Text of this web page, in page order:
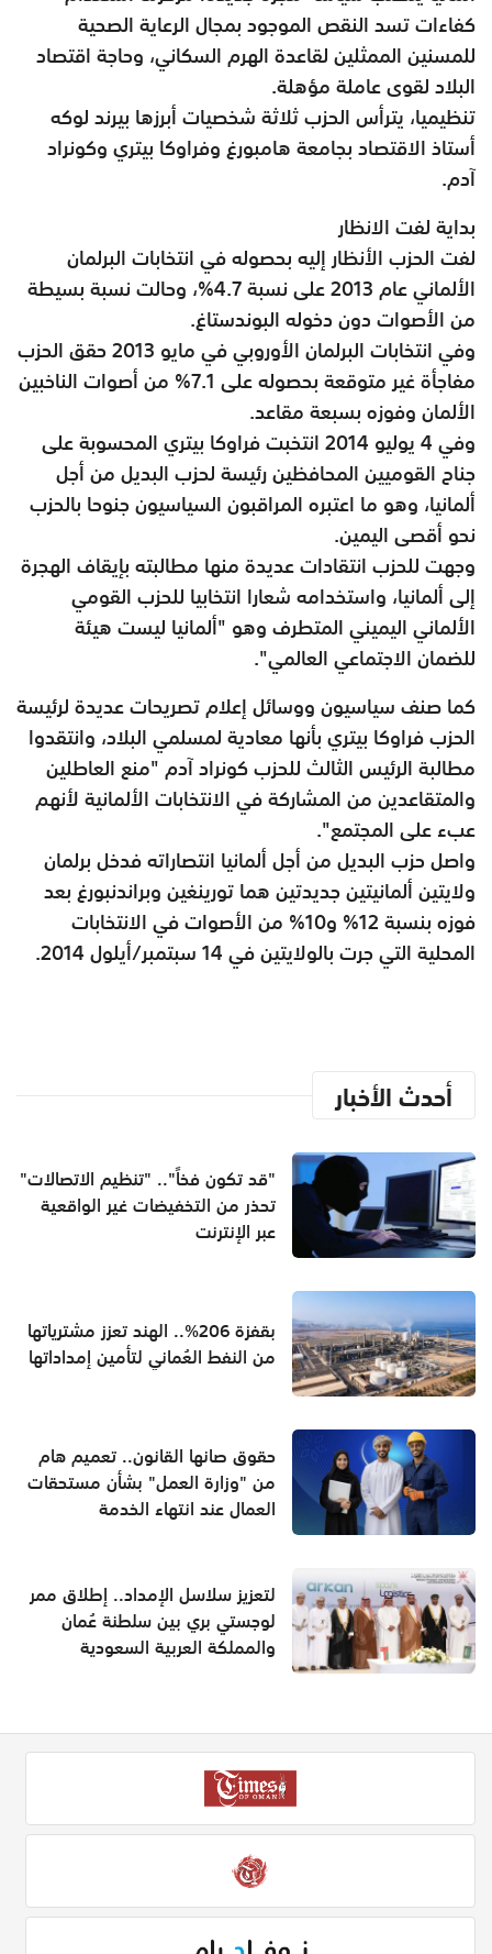
كفاءات تسد النقص الموجود بمجال الرعاية الصحية
للمسنين الممثلين لقاعدة الهرم السكاني، وحاجة اقتصاد
البلاد لقوى عاملة مؤهلة.
تنظيميا، يترأس الحزب ثلاثة شخصيات أبرزها بيرند لوكه
أستاذ الاقتصاد بجامعة هامبورغ وفراوكا بيتري وكونراد
آدم.
بداية لفت الانظار
لفت الحزب الأنظار إليه بحصوله في انتخابات البرلمان
الألماني عام 2013 على نسبة 4.7%، وحالت نسبة بسيطة
من الأصوات دون دخوله البوندستاغ.
وفي انتخابات البرلمان الأوروبي في مايو 2013 حقق الحزب
مفاجأة غير متوقعة بحصوله على 7.1% من أصوات الناخبين
الألمان وفوزه بسبعة مقاعد.
وفي 4 يوليو 2014 انتخبت فراوكا بيتري المحسوبة على
جناح القوميين المحافظين رئيسة لحزب البديل من أجل
ألمانيا، وهو ما اعتبره المراقبون السياسيون جنوحا بالحزب
نحو أقصى اليمين.
وجهت للحزب انتقادات عديدة منها مطالبته بإيقاف الهجرة
إلى ألمانيا، واستخدامه شعارا انتخابيا للحزب القومي
الألماني اليميني المتطرف وهو "ألمانيا ليست هيئة
للضمان الاجتماعي العالمي".
كما صنف سياسيون ووسائل إعلام تصريحات عديدة لرئيسة
الحزب فراوكا بيتري بأنها معادية لمسلمي البلاد، وانتقدوا
مطالبة الرئيس الثالث للحزب كونراد آدم "منع العاطلين
والمتقاعدين من المشاركة في الانتخابات الألمانية لأنهم
عبء على المجتمع".
واصل حزب البديل من أجل ألمانيا انتصاراته فدخل برلمان
ولايتين ألمانيتين جديدتين هما تورينغين وبراندنبورغ بعد
فوزه بنسبة 12% و10% من الأصوات في الانتخابات
المحلية التي جرت بالولايتين في 14 سبتمبر/أيلول 2014.
أحدث الأخبار
"قد تكون فخاً".. "تنظيم الاتصالات"
تحذر من التخفيضات غير الواقعية
عبر الإنترنت
بقفزة 206%.. الهند تعزز مشترياتها
من النفط العُماني لتأمين إمداداتها
حقوق صانها القانون.. تعميم هام
من "وزارة العمل" بشأن مستحقات
العمال عند انتهاء الخدمة
لتعزيز سلاسل الإمداد.. إطلاق ممر
لوجستي بري بين سلطنة عُمان
والمملكة العربية السعودية